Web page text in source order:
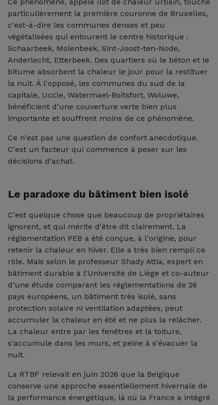
Ce phénomène, appelé îlot de chaleur urbain, touche
particulièrement la première couronne de Bruxelles,
c'est-à-dire les communes denses et peu
végétalisées qui entourent le centre historique :
Schaarbeek, Molenbeek, Sint-Joost-ten-Node,
Anderlecht, Etterbeek. Des quartiers où le béton et le
bitume absorbent la chaleur le jour pour la restituer
la nuit. À l'opposé, les communes du sud de la
capitale, Uccle, Watermael-Boitsfort, Woluwe,
bénéficient d'une couverture verte bien plus
importante et souffrent moins de ce phénomène.
Ce n'est pas une question de confort anecdotique.
C'est un facteur qui commence à peser sur les
décisions d'achat.
Le paradoxe du bâtiment bien isolé
C'est quelque chose que beaucoup de propriétaires
ignorent, et qui mérite d'être dit clairement. La
réglementation PEB a été conçue, à l'origine, pour
retenir la chaleur en hiver. Elle a très bien rempli ce
rôle. Mais selon le professeur Shady Attia, expert en
bâtiment durable à l'Université de Liège et co-auteur
d'une étude comparant les réglementations de 26
pays européens, un bâtiment très isolé, sans
protection solaire ni ventilation adaptées, peut
accumuler la chaleur en été et ne plus la relâcher.
La chaleur entre par les fenêtres et la toiture,
s'accumule dans les murs, et peine à s'évacuer la
nuit.
La RTBF relevait en juin 2026 que la Belgique
conserve une approche essentiellement hivernale de
la performance énergétique, là où la France a intégré